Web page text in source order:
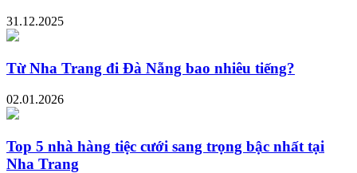
31.12.2025
Từ Nha Trang đi Đà Nẵng bao nhiêu tiếng?
02.01.2026
Top 5 nhà hàng tiệc cưới sang trọng bậc nhất tại
Nha Trang